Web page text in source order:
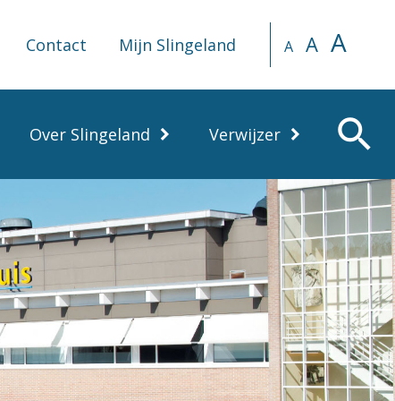
Contact Mijn Slingeland A A A
Over Slingeland Verwijzer search